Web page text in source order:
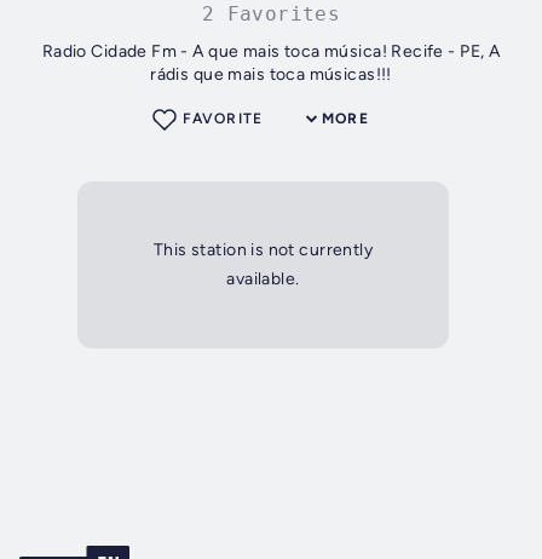
2 Favorites
Radio Cidade Fm - A que mais toca música! Recife - PE, A
rádis que mais toca músicas!!!
MORE
FAVORITE
This station is not currently
available.